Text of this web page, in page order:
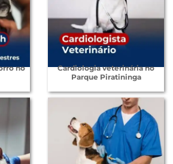
no
Cardiologia veterinária no
Parque Piratininga